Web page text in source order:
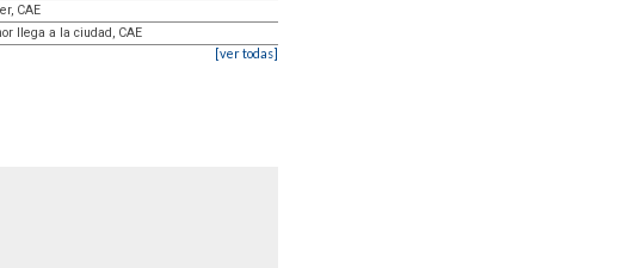
CAE
llega a la ciudad, CAE
[ver todas]